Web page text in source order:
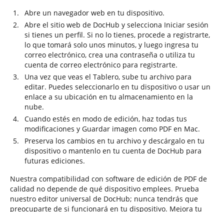
Abre un navegador web en tu dispositivo.
Abre el sitio web de DocHub y selecciona Iniciar sesión
si tienes un perfil. Si no lo tienes, procede a registrarte,
lo que tomará solo unos minutos, y luego ingresa tu
correo electrónico, crea una contraseña o utiliza tu
cuenta de correo electrónico para registrarte.
Una vez que veas el Tablero, sube tu archivo para
editar. Puedes seleccionarlo en tu dispositivo o usar un
enlace a su ubicación en tu almacenamiento en la
nube.
Cuando estés en modo de edición, haz todas tus
modificaciones y Guardar imagen como PDF en Mac.
Preserva los cambios en tu archivo y descárgalo en tu
dispositivo o mantenlo en tu cuenta de DocHub para
futuras ediciones.
Nuestra compatibilidad con software de edición de PDF de
calidad no depende de qué dispositivo emplees. Prueba
nuestro editor universal de DocHub; nunca tendrás que
preocuparte de si funcionará en tu dispositivo. Mejora tu